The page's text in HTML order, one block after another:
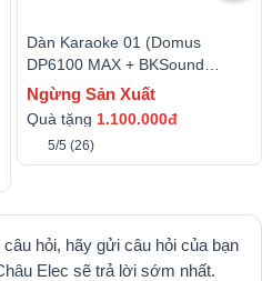
Dàn Karaoke 01 (Domus
DP6100 MAX + BKSound
DP3600 New + BCE U900 Plus
X)
Ngừng Sản Xuất
Quà tặng 1.100.000đ
5/5 (26)
hỏi, hãy gửi câu hỏi của bạn
Elec sẽ trả lời sớm nhất.